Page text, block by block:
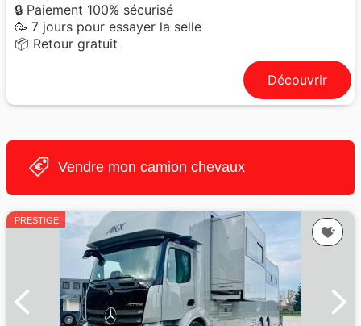
🔒 Paiement 100% sécurisé
🥳 7 jours pour essayer la selle
📦 Retour gratuit
Découvrir
Vendre mon camion chevaux
PRESTIGE